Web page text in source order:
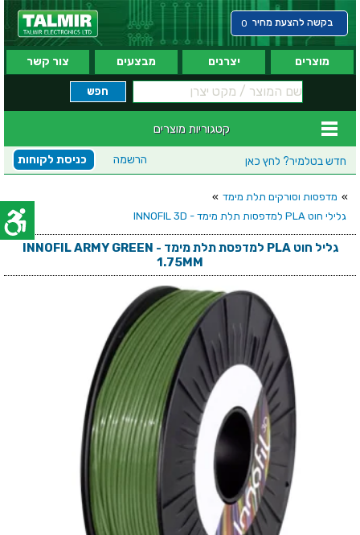
בקשה להצעת מחיר 0
מוצרים יצרנים מבצעים צור קשר
קטגוריות מוצרים
חדש בטלמיר? לחץ כאן כניסת לקוחות הרשמה
» מדפסות וסורקים תלת מימד »
גלילי חוט PLA למדפסות תלת מימד - INNOFIL 3D
גליל חוט PLA למדפסת תלת מימד - INNOFIL ARMY GREEN
1.75MM